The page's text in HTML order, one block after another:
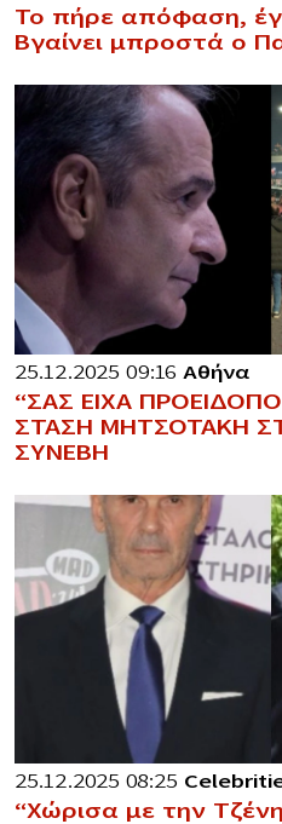
Το πήρε απόφαση,
Βγαίνει μπροστά ο
25.12.2025 09:16 Αθήνα
“ΣΑΣ ΕΙΧΑ
ΣΤΑΣΗ ΜΗΤΣΟΤΑΚΗ
ΣΥΝΕΒΗ
25.12.2025 08:25
“Χώρισα με την